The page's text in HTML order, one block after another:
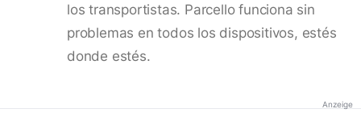
los transportistas. Parcello funciona sin
problemas en todos los dispositivos, estés
donde estés.
Anzeige